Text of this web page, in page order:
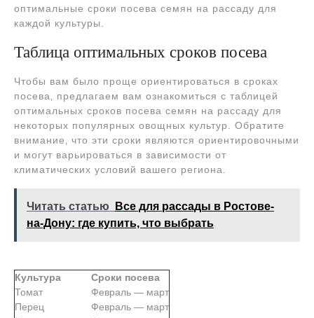
оптимальные сроки посева семян на рассаду для
каждой культуры.
Таблица оптимальных сроков посева
Чтобы вам было проще ориентироваться в сроках
посева‚ предлагаем вам ознакомиться с таблицей
оптимальных сроков посева семян на рассаду для
некоторых популярных овощных культур. Обратите
внимание‚ что эти сроки являются ориентировочными
и могут варьироваться в зависимости от
климатических условий вашего региона.
Читать статью
Все для рассады в Ростове-
на-Дону: где купить, что выбрать
Культура
Сроки посева
Томат
Февраль ― март
Перец
Февраль ― март